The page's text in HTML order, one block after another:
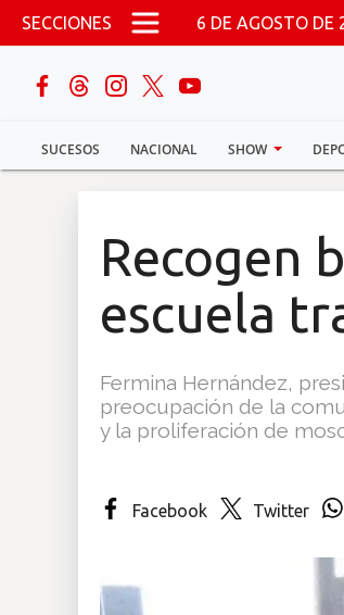
Pasar al contenido principal
SECCIONES 6 DE AGOSTO DE
SUCESOS NACIONAL SHOW
buscar
Sucesos
Multimedia
Recogen
escuela
Fermina Hernández,
preocupación de la
y la proliferación de
Facebook Twitter